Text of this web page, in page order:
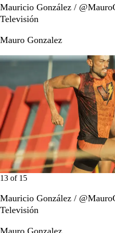
Mauricio González /
Televisión
Mauro Gonzalez
13 of 15
Mauricio González /
Televisión